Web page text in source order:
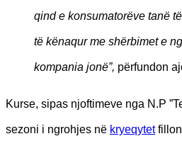
qind e konsumatorëve tanë
të kënaqur me shërbimet e
kompania jonë”, përfundon
Kurse, sipas njoftimeve nga N.P
sezoni i ngrohjes në kryeqytetfillon